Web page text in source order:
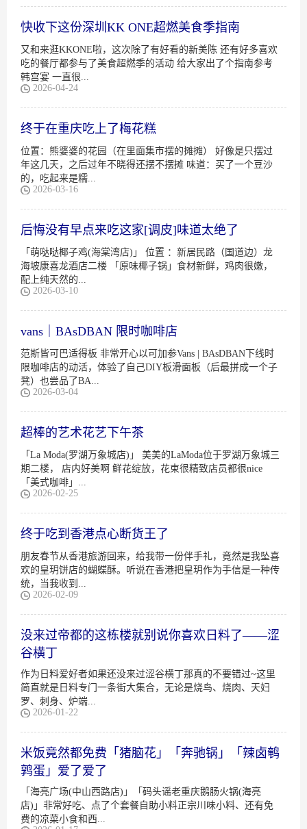
快收下这份深圳KK ONE超燃美食季指南
又和来逛KKONE啦，这次除了有好看的新美陈 还有好多喜欢
吃的餐厅都参与了美食超燃季的活动 给大家出了个指南参考
韩宫宴 一直很...
2026-04-24
终于在重庆吃上了梅花糕
位置：熊婆婆的花园（在里面集市摆的摊摊） 好像是只摆过
年这几天，之后过年不晓得还摆不摆摊 味道：买了一个豆沙
的，吃起来是糯...
2026-03-16
后悔没有早点来吃这家[调皮]味道太绝了
「萌哒哒椰子鸡(海棠湾店)」 位置 ：新居民路（国道边）龙
海坡康喜龙酒店二楼 「原味椰子锅」食材新鲜，鸡肉很嫩，
配上纯天然的...
2026-03-10
vans｜BAsDBAN 限时咖啡店
范斯皆可巴适得板 非常开心以可加参Vans | BAsDBAN下线时
限咖啡店的动活，体验了自己DIY板滑面板（后最拼成一个子
凳）也尝品了BA...
2026-03-04
超棒的艺术花艺下午茶
「La Moda(罗湖万象城店)」 美美的LaModa位于罗湖万象城三
期二楼， 店内好美啊 鲜花绽放，花束很精致店员都很nice
「美式咖啡」...
2026-02-25
终于吃到香港点心断货王了
朋友春节从香港旅游回来，给我带一份伴手礼，竟然是我坠喜
欢的皇玥饼店的蝴蝶酥。听说在香港把皇玥作为手信是一种传
统，当我收到...
2026-02-09
没来过帝都的这栋楼就别说你喜欢日料了——涩
谷横丁
作为日料爱好者如果还没来过涩谷横丁那真的不要错过~这里
简直就是日料专门一条街大集合，无论是烧鸟、烧肉、天妇
罗、刺身、炉端...
2026-01-22
米饭竟然都免费「猪脑花」「奔驰锅」「辣卤鹌
鹑蛋」爱了爱了
「海亮广场(中山西路店)」「码头谣老重庆鹅肠火锅(海亮
店)」非常好吃、点了个套餐自助小料正宗川味小料、还有免
费的凉菜小食和西...